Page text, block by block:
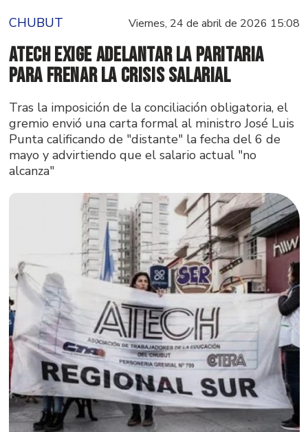
CHUBUT Viernes, 24 de abril de 2026 15:08
ATECH exige adelantar la paritaria
para frenar la crisis salarial
Tras la imposición de la conciliación obligatoria, el
gremio envió una carta formal al ministro José Luis
Punta calificando de "distante" la fecha del 6 de
mayo y advirtiendo que el salario actual "no
alcanza"